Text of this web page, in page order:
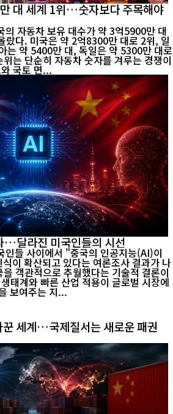
대 세계 1위…숫자보다 주목해야
자동차 보유 대수가 약 3억5900만 대
랐다. 미국은 약 2억8300만 대로 2위, 일
는 약 5400만 대, 독일은 약 5300만 대로
는 단순히 자동차 숫자를 겨루는 경쟁이
국토 면...
…달라진 미국인들의 시선
들 사이에서 "중국의 인공지능(AI)이
이 확산되고 있다는 여론조사 결과가 나
객관적으로 추월했다는 기술적 결론이
태계와 빠른 산업 적용이 글로벌 시장에
보여주는 지...
꾼 세계…국제질서는 새로운 패권